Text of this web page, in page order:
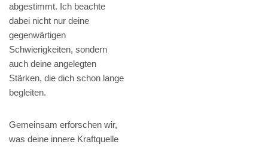
abgestimmt. Ich beachte
dabei nicht nur deine
gegenwärtigen
Schwierigkeiten, sondern
auch deine angelegten
Stärken, die dich schon lange
begleiten.
Gemeinsam erforschen wir,
was deine innere Kraftquelle